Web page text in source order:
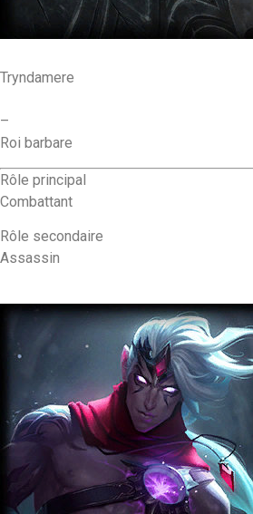
Tryndamere
–
Roi barbare
Rôle principal
Combattant
Rôle secondaire
Assassin